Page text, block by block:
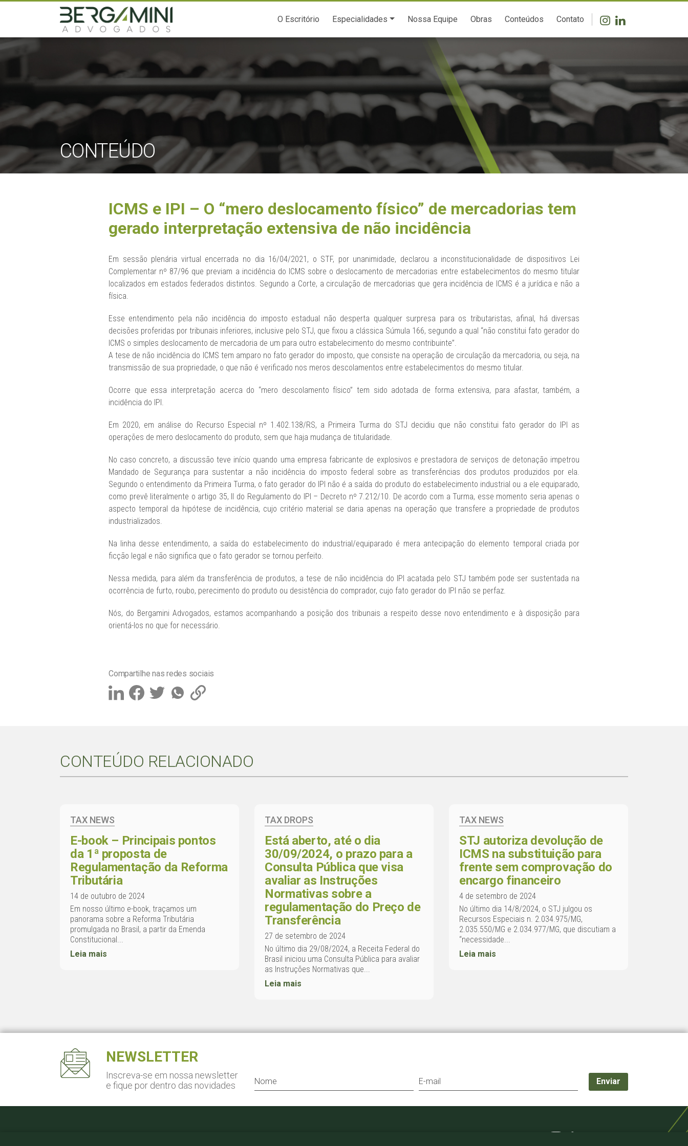
O Escritório Especialidades Nossa Equipe Obras Conteúdos Contato
CONTEÚDO
ICMS e IPI – O “mero deslocamento físico” de mercadorias tem
gerado interpretação extensiva de não incidência
Em sessão plenária virtual encerrada no dia 16/04/2021, o STF, por unanimidade, declarou a inconstitucionalidade de dispositivos Lei
Complementar nº 87/96 que previam a incidência do ICMS sobre o deslocamento de mercadorias entre estabelecimentos do mesmo titular
localizados em estados federados distintos. Segundo a Corte, a circulação de mercadorias que gera incidência de ICMS é a jurídica e não a
física.
Esse entendimento pela não incidência do imposto estadual não desperta qualquer surpresa para os tributaristas, afinal, há diversas
decisões proferidas por tribunais inferiores, inclusive pelo STJ, que fixou a clássica Súmula 166, segundo a qual “não constitui fato gerador do
ICMS o simples deslocamento de mercadoria de um para outro estabelecimento do mesmo contribuinte”.
A tese de não incidência do ICMS tem amparo no fato gerador do imposto, que consiste na operação de circulação da mercadoria, ou seja, na
transmissão de sua propriedade, o que não é verificado nos meros descolamentos entre estabelecimentos do mesmo titular.
Ocorre que essa interpretação acerca do “mero descolamento físico” tem sido adotada de forma extensiva, para afastar, também, a
incidência do IPI.
Em 2020, em análise do Recurso Especial nº 1.402.138/RS, a Primeira Turma do STJ decidiu que não constitui fato gerador do IPI as
operações de mero deslocamento do produto, sem que haja mudança de titularidade.
No caso concreto, a discussão teve início quando uma empresa fabricante de explosivos e prestadora de serviços de detonação impetrou
Mandado de Segurança para sustentar a não incidência do imposto federal sobre as transferências dos produtos produzidos por ela.
Segundo o entendimento da Primeira Turma, o fato gerador do IPI não é a saída do produto do estabelecimento industrial ou a ele equiparado,
como prevê literalmente o artigo 35, II do Regulamento do IPI – Decreto nº 7.212/10. De acordo com a Turma, esse momento seria apenas o
aspecto temporal da hipótese de incidência, cujo critério material se daria apenas na operação que transfere a propriedade de produtos
industrializados.
Na linha desse entendimento, a saída do estabelecimento do industrial/equiparado é mera antecipação do elemento temporal criada por
ficção legal e não significa que o fato gerador se tornou perfeito.
Nessa medida, para além da transferência de produtos, a tese de não incidência do IPI acatada pelo STJ também pode ser sustentada na
ocorrência de furto, roubo, perecimento do produto ou desistência do comprador, cujo fato gerador do IPI não se perfaz.
Nós, do Bergamini Advogados, estamos acompanhando a posição dos tribunais a respeito desse novo entendimento e à disposição para
orientá-los no que for necessário.
Compartilhe nas redes sociais
CONTEÚDO RELACIONADO
TAX NEWS
E-book – Principais pontos
da 1ª proposta de
Regulamentação da Reforma
Tributária
14 de outubro de 2024
Em nosso último e-book, traçamos um
panorama sobre a Reforma Tributária
promulgada no Brasil, a partir da Emenda
Constitucional...
Leia mais
TAX DROPS
Está aberto, até o dia
30/09/2024, o prazo para a
Consulta Pública que visa
avaliar as Instruções
Normativas sobre a
regulamentação do Preço de
Transferência
27 de setembro de 2024
No último dia 29/08/2024, a Receita Federal do
Brasil iniciou uma Consulta Pública para avaliar
as Instruções Normativas que...
Leia mais
TAX NEWS
STJ autoriza devolução de
ICMS na substituição para
frente sem comprovação do
encargo financeiro
4 de setembro de 2024
No último dia 14/8/2024, o STJ julgou os
Recursos Especiais n. 2.034.975/MG,
2.035.550/MG e 2.034.977/MG, que discutiam a
“necessidade...
Leia mais
NEWSLETTER
Inscreva-se em nossa newsletter
e fique por dentro das novidades